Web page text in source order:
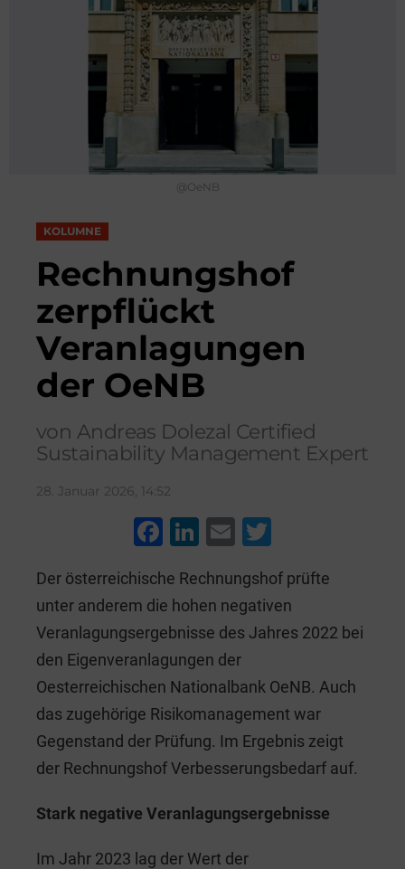
@OeNB
KOLUMNE
Rechnungshof
zerpflückt
Veranlagungen
der OeNB
von Andreas Dolezal Certified
Sustainability Management Expert
28. Januar 2026, 14:52
F
c
e
b
o
o
k
Li
k
e
dI
n
E
ai
l
tt
er
Der österreichische Rechnungshof prüfte
unter anderem die hohen negativen
Veranlagungsergebnisse des Jahres 2022 bei
den Eigenveranlagungen der
Oesterreichischen Nationalbank OeNB. Auch
das zugehörige Risikomanagement war
Gegenstand der Prüfung. Im Ergebnis zeigt
der Rechnungshof Verbesserungsbedarf auf.
Stark negative Veranlagungsergebnisse
Im Jahr 2023 lag der Wert der